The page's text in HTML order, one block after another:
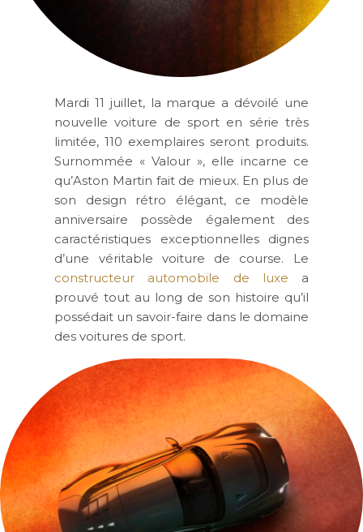
Mardi 11 juillet, la marque a dévoilé une
nouvelle voiture de sport en série très
limitée, 110 exemplaires seront produits.
Surnommée « Valour », elle incarne ce
qu’Aston Martin fait de mieux. En plus de
son design rétro élégant, ce modèle
anniversaire possède également des
caractéristiques exceptionnelles dignes
d’une véritable voiture de course. Le
constructeur automobile de luxe a
prouvé tout au long de son histoire qu’il
possédait un savoir-faire dans le domaine
des voitures de sport.